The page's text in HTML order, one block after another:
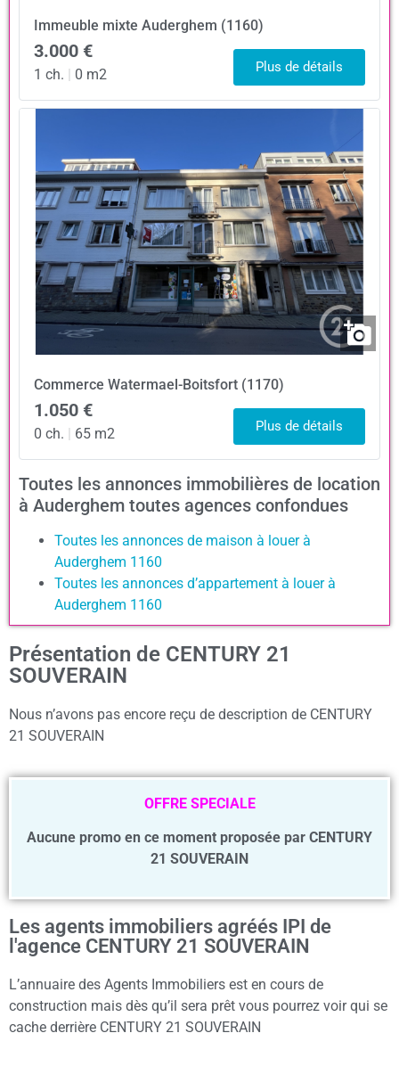
Immeuble mixte Auderghem (1160)
3.000 €
1 ch. | 0 m2 Plus de détails
Commerce Watermael-Boitsfort (1170)
1.050 €
0 ch. 65 m2 Plus de détails
Toutes les annonces immobilières de location
à Auderghem toutes agences confondues
Toutes les annonces de maison à louer à
Auderghem 1160
Toutes les annonces d’appartement à louer à
Auderghem 1160
Présentation de CENTURY 21
SOUVERAIN
Nous n’avons pas encore reçu de description de CENTURY
21 SOUVERAIN
OFFRE SPECIALE
Aucune promo en ce moment proposée par CENTURY
21 SOUVERAIN
Les agents immobiliers agréés IPI de
l'agence CENTURY 21 SOUVERAIN
L’annuaire des Agents Immobiliers est en cours de
construction mais dès qu’il sera prêt vous pourrez voir qui se
cache derrière CENTURY 21 SOUVERAIN